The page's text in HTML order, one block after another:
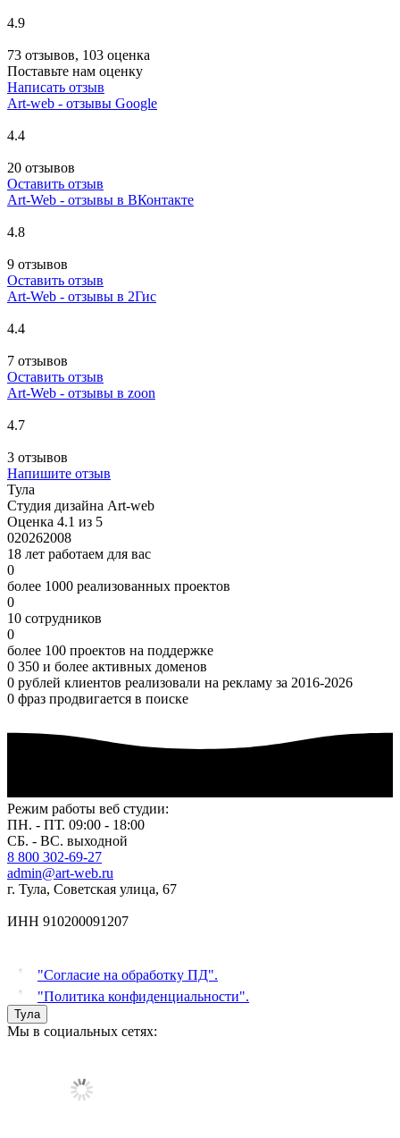
4.9
73 отзывов, 103 оценка
Поставьте нам оценку
Написать отзыв
Art-web - отзывы Google
4.4
20 отзывов
Оставить отзыв
Art-Web - отзывы в ВКонтакте
4.8
9 отзывов
Оставить отзыв
Art-Web - отзывы в 2Гис
4.4
7 отзывов
Оставить отзыв
Art-Web - отзывы в zoon
4.7
3 отзывов
Напишите отзыв
Тула
Студия дизайна Art-web
Оценка 4.1 из 5
020262008
18 лет работаем для вас
0
более 1000 реализованных проектов
0
10 сотрудников
0
более 100 проектов на поддержке
0 350 и более активных доменов
0 рублей клиентов реализовали на рекламу за 2016-2026
0 фраз продвигается в поиске
Режим работы веб студии:
ПН. - ПТ. 09:00 - 18:00
СБ. - ВС. выходной
8 800 302-69-27
admin@art-web.ru
г. Тула, Советская улица, 67
ИНН 910200091207
"Согласие на обработку ПД".
"Политика конфиденциальности".
Тула
Мы в социальных сетях: